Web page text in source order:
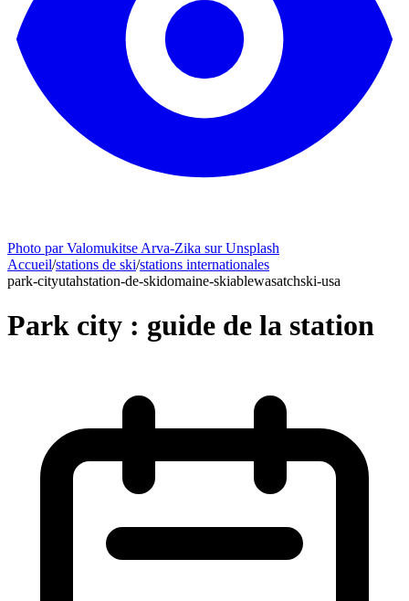
Photo par Valomukitse Arva-Zika sur Unsplash
Accueil/stations de ski/stations internationales
park-cityutahstation-de-skidomaine-skiablewasatchski-usa
Park city : guide de la station